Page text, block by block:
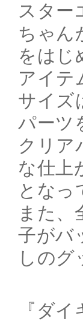
スター
ちゃん
をはじ
アイテ
サイズ
パーツ
クリア
な仕上
となっ
また、
子がバ
しのグ
『ダ